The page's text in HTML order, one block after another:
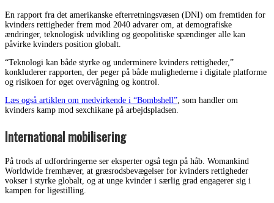
En rapport fra det amerikanske efterretningsvæsen (DNI) om fremtiden for
kvinders rettigheder frem mod 2040 advarer om, at demografiske
ændringer, teknologisk udvikling og geopolitiske spændinger alle kan
påvirke kvinders position globalt.
“Teknologi kan både styrke og underminere kvinders rettigheder,”
konkluderer rapporten, der peger på både mulighederne i digitale platforme
og risikoen for øget overvågning og kontrol.
Læs også artiklen om medvirkende i “Bombshell”, som handler om
kvinders kamp mod sexchikane på arbejdspladsen.
International mobilisering
På trods af udfordringerne ser eksperter også tegn på håb. Womankind
Worldwide fremhæver, at græsrodsbevægelser for kvinders rettigheder
vokser i styrke globalt, og at unge kvinder i særlig grad engagerer sig i
kampen for ligestilling.